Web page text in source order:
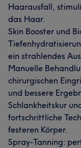
Haarausfall,
das Haar.
Skin Booster und
ein strahlendes
Manuelle
chirurgischen
und bessere
Schlankheitskur
fortschrittliche
festeren Körper.
Spray-Tanning: